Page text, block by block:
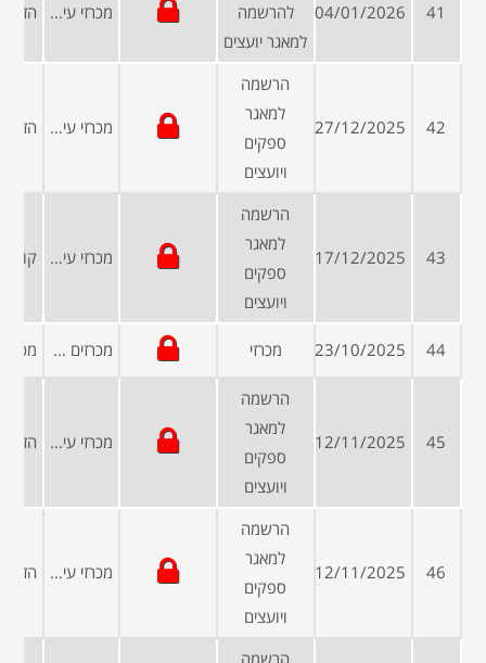
41
04/01/2026
להרשמה
למאגר יועצים
מכרזי עיריות ומועצות
42
27/12/2025
הרשמה
למאגר
ספקים
ויועצים
מכרזי עיריות ומועצות
43
17/12/2025
הרשמה
למאגר
ספקים
ויועצים
מכרזי עיריות ומועצות
44
23/10/2025 מכרזי מכרזים פומביים
45
12/11/2025
הרשמה
למאגר
ספקים
ויועצים
מכרזי עיריות ומועצות
46
12/11/2025
הרשמה
למאגר
ספקים
ויועצים
מכרזי עיריות ומועצות